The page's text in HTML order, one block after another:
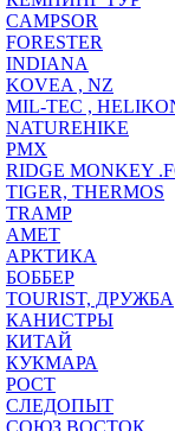
CAMPSOR
FORESTER
INDIANA
KOVEA , NZ
MIL-TEC ,
NATUREHIKE
PMX
RIDGE MONKEY
TIGER, THERMOS
TRAMP
АМЕТ
АРКТИКА
БОББЕР
TOURIST, ДРУЖБА
КАНИСТРЫ
КИТАЙ
КУКМАРА
РОСТ
СЛЕДОПЫТ
СОЮЗ ВОСТОК